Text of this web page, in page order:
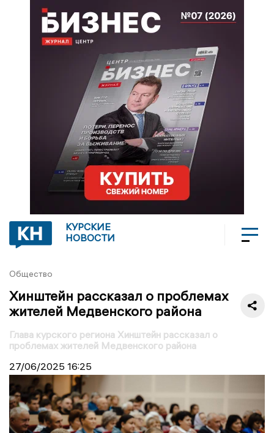
КУРСКИЕ
НОВОСТИ
Общество
Хинштейн рассказал о проблемах
жителей Медвенского района
Глава курского региона Хинштейн рассказал о
проблемах жителей Медвенского района
27/06/2025 16:25